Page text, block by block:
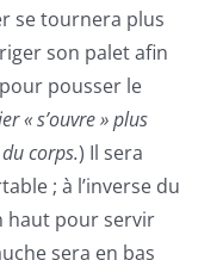
se tournera plus
son palet afin
pousser le
« s’ouvre » plus
corps.) Il sera
; à l’inverse du
haut pour servir
sera en bas